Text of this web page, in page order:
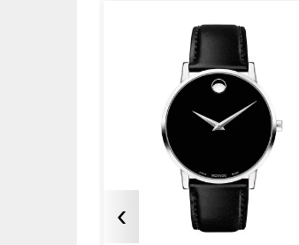
2. Chất lượng thượng
Không chỉ chú trọng vẻ bề
quan tâm nhất chính là chất
để chế tác và cho ra đời
chọn chất liệu thép không gỉ
Movado 0607059
được trang
kế ấn tượng bảo vệ tốt bộ
‹